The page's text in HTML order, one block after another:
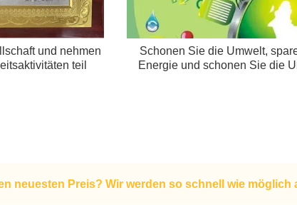
und nehmen
teil
Schonen Sie die Umwelt,
Energie und schonen Sie die
neuesten Preis? Wir werden so schnell wie